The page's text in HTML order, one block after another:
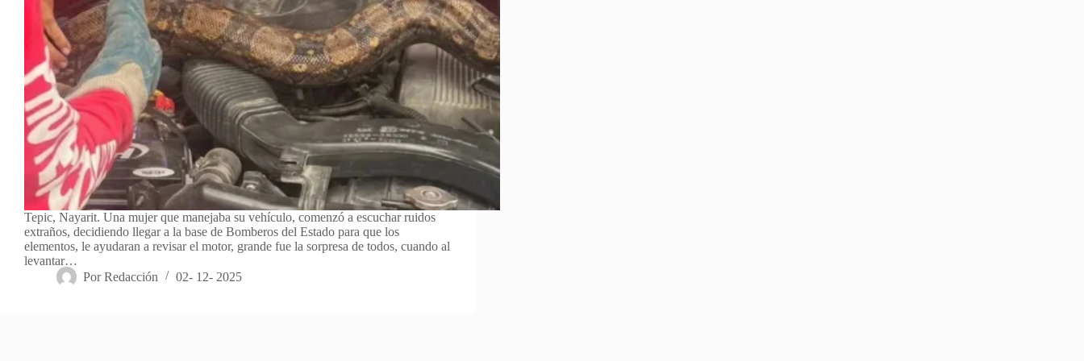
Tepic, Nayarit. Una mujer que manejaba su vehículo, comenzó a escuchar ruidos
extraños, decidiendo llegar a la base de Bomberos del Estado para que los
elementos, le ayudaran a revisar el motor, grande fue la sorpresa de todos, cuando al
levantar…
Por Redacción 02- 12- 2025